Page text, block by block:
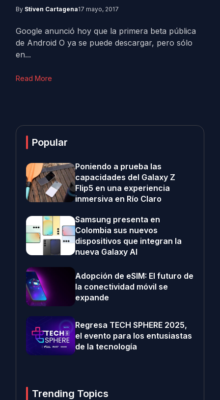
By Stiven Cartagena17 mayo, 2017
Google anunció hoy que la primera beta pública
de Android O ya se puede descargar, pero sólo
en...
Read More
Popular
Poniendo a prueba las
capacidades del Galaxy Z
Flip5 en una experiencia
inmersiva en Río Claro
Samsung presenta en
Colombia sus nuevos
dispositivos que integran la
nueva Galaxy AI
Adopción de eSIM: El futuro de
la conectividad móvil se
expande
Regresa TECH SPHERE 2025,
el evento para los entusiastas
de la tecnología
Trending Topics